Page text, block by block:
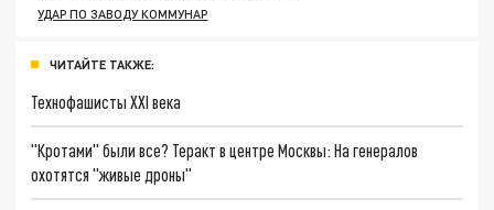
УДАР ПО ЗАВОДУ КОММУНАР
ЧИТАЙТЕ ТАКЖЕ:
Технофашисты XXI века
"Кротами" были все? Теракт в центре Москвы: На генералов
охотятся "живые дроны"